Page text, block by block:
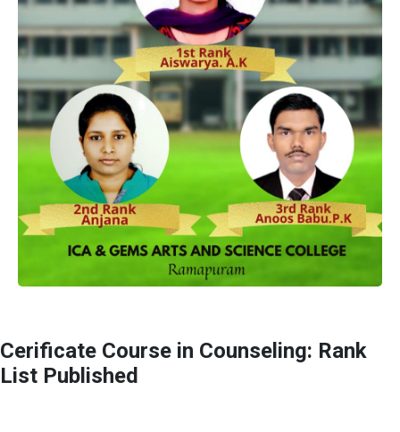
Cerificate Course in Counseling: Rank
List Published